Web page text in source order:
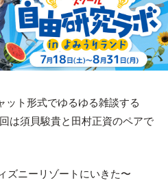
ット形式でゆるゆる雑談する
は須貝駿貴と田村正資のペアで
ズニーリゾートにいきた〜